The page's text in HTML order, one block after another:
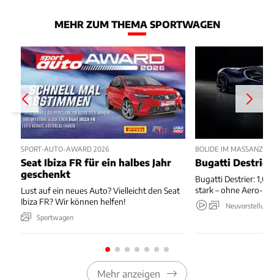
MEHR ZUM THEMA SPORTWAGEN
SPORT-AUTO-AWARD 2026
Seat Ibiza FR für ein halbes Jahr
geschenkt
Lust auf ein neues Auto? Vielleicht den Seat
Ibiza FR? Wir können helfen!
Sportwagen
BOLIDE IM MASSANZUG
Bugatti
Bugatti Destrier: 1,00
stark – ohne Aero-
Mehr anzeigen